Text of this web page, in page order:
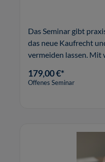
Das Seminar gibt
das neue Kaufrecht
vermeiden lassen.
179,00 €*
Offenes Seminar